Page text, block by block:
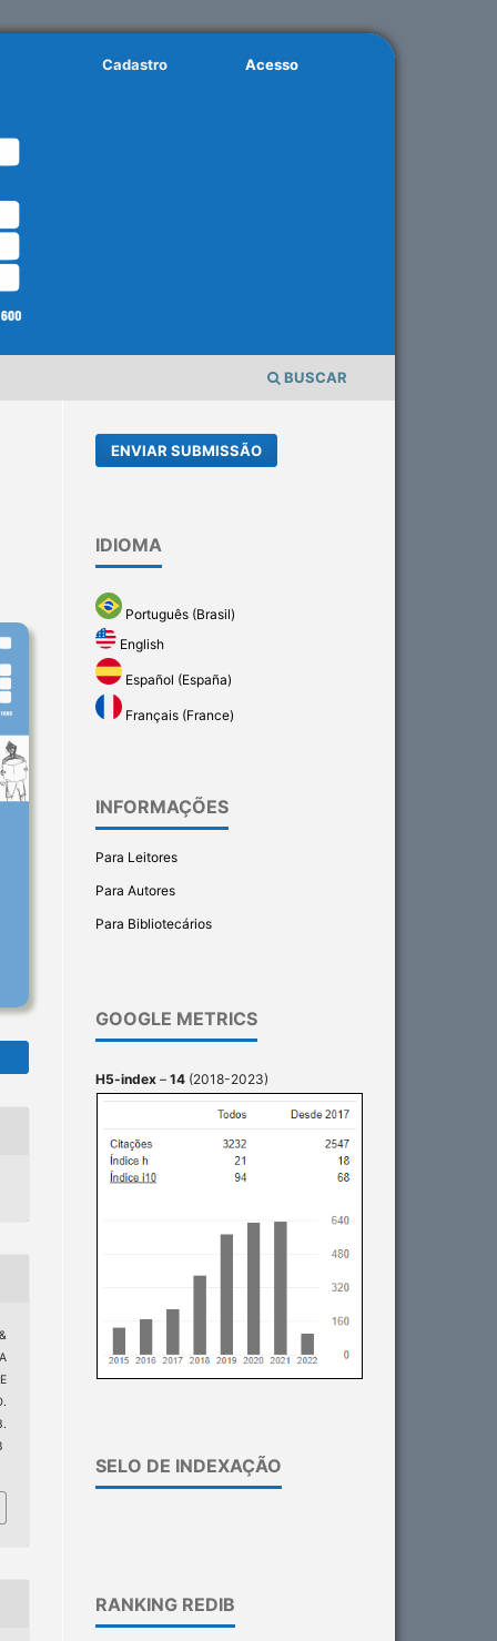
BUSCAR
Cadastro Acesso
ENVIAR SUBMISSÃO
IDIOMA
Português (Brasil)
English
Español (España)
Français (France)
INFORMAÇÕES
Para Leitores
Para Autores
Para Bibliotecários
GOOGLE METRICS
H5-index – 14 (2018-2023)
SELO DE INDEXAÇÃO
RANKING REDIB